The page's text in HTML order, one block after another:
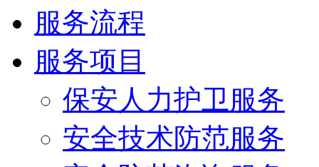
服务流程
服务项目
保安人力护卫服务
安全技术防范服务